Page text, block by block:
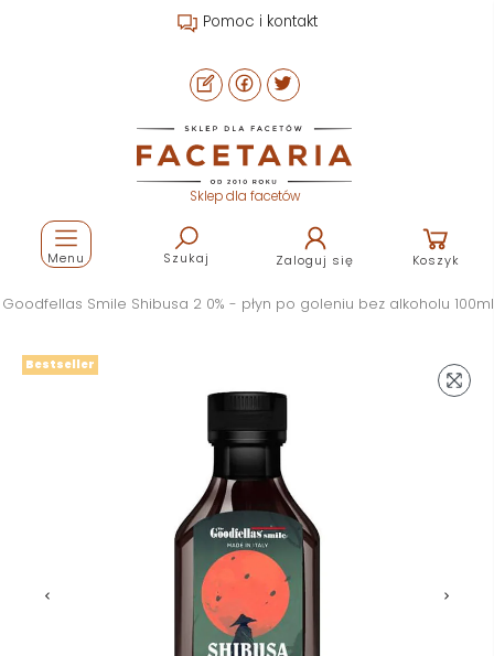
Pomoc i kontakt
Sklep dla facetów
Szukaj Zaloguj się Koszyk
Menu
Goodfellas Smile Shibusa 2 0% - płyn po goleniu bez alkoholu 100ml
Bestseller